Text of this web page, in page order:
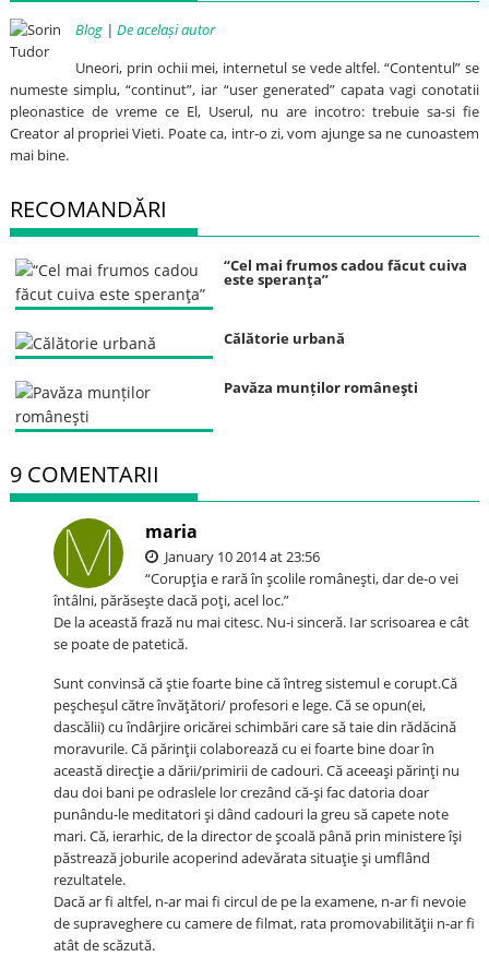
Blog |De același autor
Uneori, prin ochii mei, internetul se vede altfel. “Contentul” se
numeste simplu, “continut”, iar “user generated” capata vagi conotatii
pleonastice de vreme ce El, Userul, nu are incotro: trebuie sa-si fie
Creator al propriei Vieti. Poate ca, intr-o zi, vom ajunge sa ne cunoastem
mai bine.
RECOMANDĂRI
“Cel mai frumos cadou făcut cuiva
este speranţa”
Călătorie urbană
Pavăza munților româneşti
9 COMENTARII
maria
January 10 2014 at 23:56
“Corupţia e rară în şcolile româneşti, dar de-o vei
întâlni, părăseşte dacă poţi, acel loc.”
De la această frază nu mai citesc. Nu-i sinceră. Iar scrisoarea e cât
se poate de patetică.
Sunt convinsă că ştie foarte bine că întreg sistemul e corupt.Că
peşcheşul către învăţători/ profesori e lege. Că se opun(ei,
dascălii) cu îndârjire oricărei schimbări care să taie din rădăcină
moravurile. Că părinţii colaborează cu ei foarte bine doar în
această direcţie a dării/primirii de cadouri. Că aceeaşi părinţi nu
dau doi bani pe odraslele lor crezând că-şi fac datoria doar
punându-le meditatori şi dând cadouri la greu să capete note
mari. Că, ierarhic, de la director de şcoală până prin ministere îşi
păstrează joburile acoperind adevărata situaţie şi umflând
rezultatele.
Dacă ar fi altfel, n-ar mai fi circul de pe la examene, n-ar fi nevoie
de supraveghere cu camere de filmat, rata promovabilităţii n-ar fi
atât de scăzută.